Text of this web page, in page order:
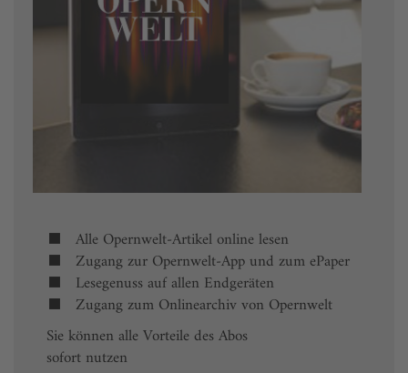
Alle Opernwelt-Artikel online lesen
Zugang zur Opernwelt-App und zum ePaper
Lesegenuss auf allen Endgeräten
Zugang zum Onlinearchiv von Opernwelt
Sie können alle Vorteile des Abos
sofort nutzen